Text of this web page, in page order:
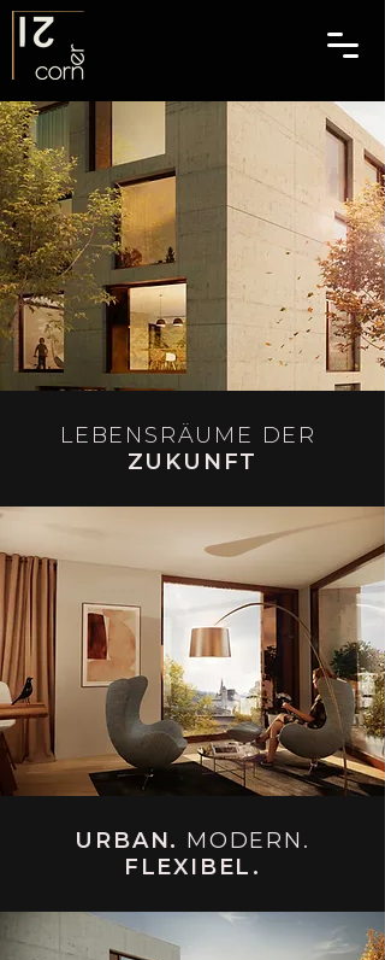
LEBENSRÄUME DER
ZUKUNFT
URBAN. MODERN.
FLEXIBEL.